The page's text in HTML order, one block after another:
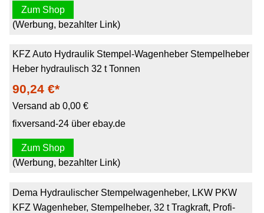
Zum Shop
(Werbung, bezahlter Link)
KFZ Auto Hydraulik Stempel-Wagenheber Stempelheber
Heber hydraulisch 32 t Tonnen
90,24 €*
Versand ab 0,00 €
fixversand-24 über ebay.de
Zum Shop
(Werbung, bezahlter Link)
Dema Hydraulischer Stempelwagenheber, LKW PKW
KFZ Wagenheber, Stempelheber, 32 t Tragkraft, Profi-